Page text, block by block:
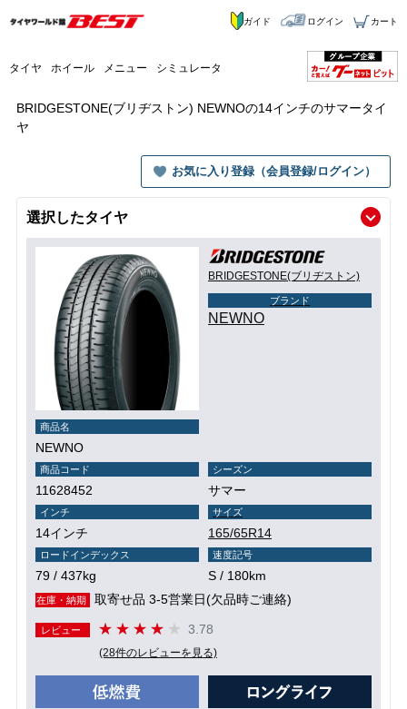
タイヤ ホイール メニュー シミュレータ
ガイド ログイン カート
BRIDGESTONE(ブリヂストン) NEWNOの14インチのサマータイ
ヤ
お気に入り登録（会員登録/ログイン）
選択したタイヤ
BRIDGESTONE(ブリヂストン)
ブランド
NEWNO
商品名
NEWNO
商品コード
11628452
シーズン
サマー
インチ
14インチ
サイズ
165/65R14
ロードインデックス
79 / 437kg
速度記号
S / 180km
在庫・納期 取寄せ品 3-5営業日(欠品時ご連絡)
レビュー 3.78
(28件のレビューを見る)